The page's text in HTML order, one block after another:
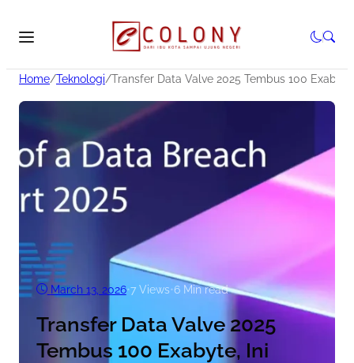
Home/Teknologi/Transfer Data Valve 2025 Tembus 100
March 13, 2026•7Views•6 Min read
Transfer Data Valve 2025
Tembus 100 Exabyte, Ini